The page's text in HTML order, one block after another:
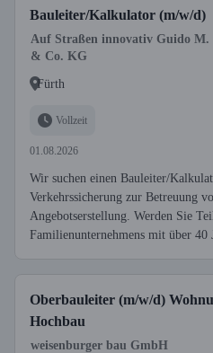
Bauleiter/Kalkulator (m/w/d)
Auf Straßen innovativ Guido
& Co. KG
Fürth
Vollzeit
01.08.2026
Wir suchen einen Bauleiter/
Verkehrssicherung zur Betreuung
Angebotserstellung. Werden Sie
Familienunternehmens mit über 40
Oberbauleiter (m/w/d)
Hochbau
weisenburger bau GmbH